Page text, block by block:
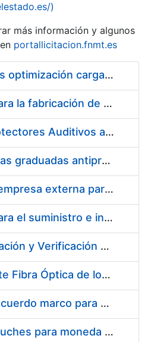
)
más información y algunos
portallicitacion.fnmt.es
Pliego condiciones optimización cargas compras firmado
Acuerdo marco para la fabricación de piezas
Suministro de Protectores Auditivos a medida para las personas trabajadoras de los Centros de Trabajo de Madrid y Burgos
Suministro de gafas graduadas antiproyecciones para los trabajadores de la FNMT-RCM en los centros de trabajo de Madrid y Burgos
Servicios de una empresa externa para el asesoramiento y resolución de los recursos de alzada que se presentan relacionados con procesos de selección para la FNMT-RCM
Acuerdo marco para el suministro e instalación de persianas, estores y otros complementos
Servicio de Calibración y Verificación Externa de los Equipos de Medición del Servicio de Prevención de la FNMT-RCM
Conexión mediante Fibra Óptica de los Centros de Proceso de Datos (CPDs) de las sedes de la FNMT-RCM de Burgos y Madrid
Contratación de acuerdo marco para el Suministro de Material de Electricidad para la Fábrica Nacional de Moneda y Timbre-Real Casa de la Moneda en su centro de trabajo de Burgos
Suministro de estuches para moneda de 30 €